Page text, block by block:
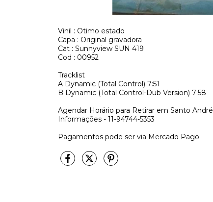
Vinil : Otimo estado
Capa : Original gravadora
Cat : Sunnyview SUN 419
Cod : 00952
Tracklist
A Dynamic (Total Control) 7:51
B Dynamic (Total Control-Dub Version) 7:58
Agendar Horário para Retirar em Santo André
Informações - 11-94744-5353
Pagamentos pode ser via Mercado Pago